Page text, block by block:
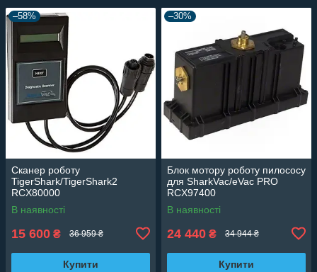
–58%
Сканер роботу
TigerShark/TigerShark2
RCX80000
В наявності
15 600 ₴ 36 959 ₴
Купити
–30%
Блок мотору роботу пилососу
для SharkVac/eVac PRO
RCX97400
В наявності
24 440 ₴ 34 944 ₴
Купити